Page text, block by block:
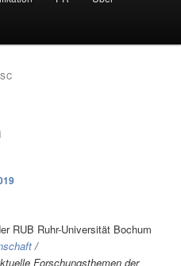
RUB Ruhr-Universität Bochum
/
Forschungsthemen der